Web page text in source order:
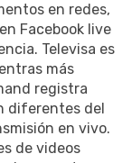
en redes,
Facebook live
Televisa es
más
registra
diferentes del
en vivo.
de videos